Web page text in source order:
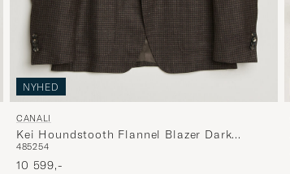
NYHED
CANALI
Kei Houndstooth Flannel Blazer Dark
Brown
485254
10 599,-